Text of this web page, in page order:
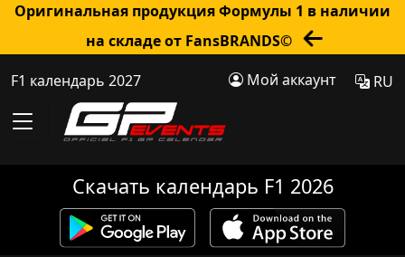
Оригинальная продукция Формулы 1 в наличии
на складе от FansBRANDS©
F1 календарь 2027 Мой аккаунт RU
Скачать календарь F1 2026